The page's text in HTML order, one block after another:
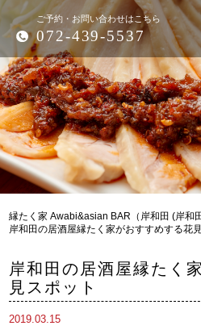
ご予約・お問い合わせはこちら
072-439-5537
縁たく家 Awabi&asian BAR（岸和田 (岸和
岸和田の居酒屋縁たく家がおすすめする花
岸和田の居酒屋縁たく
見スポット
2019.03.15